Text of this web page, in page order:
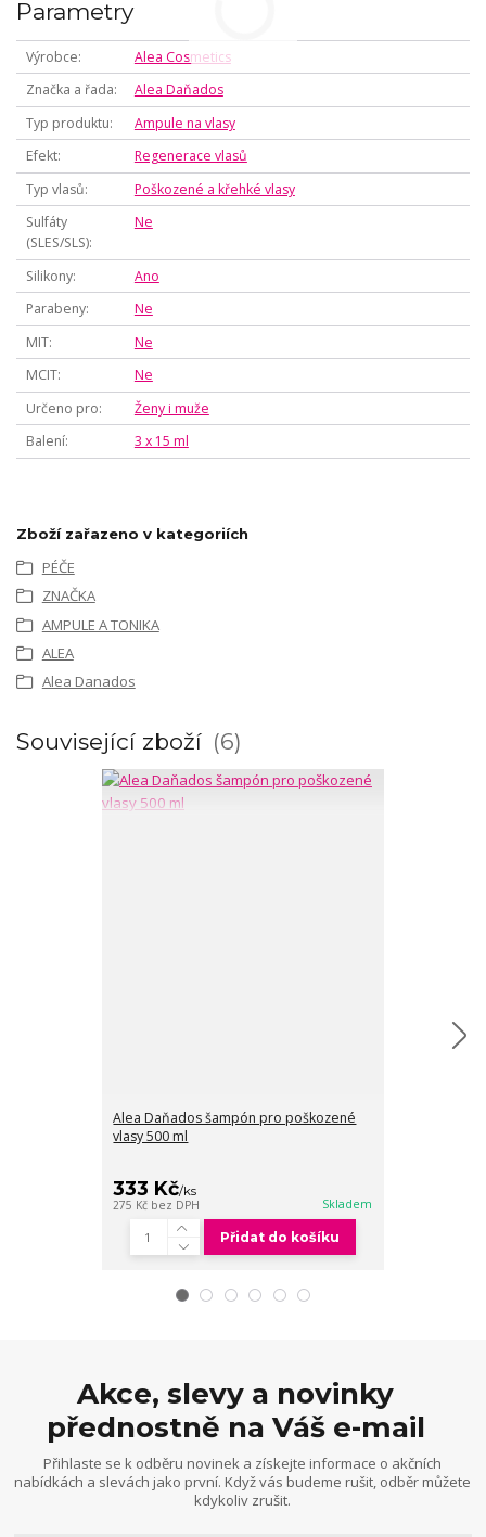
Parametry
Výrobce
Alea Cosmetics
Značka a řada
Alea Daňados
Typ produktu
Ampule na vlasy
Efekt
Regenerace vlasů
Typ vlasů
Poškozené a křehké vlasy
Sulfáty
(SLES/SLS)
Ne
Silikony
Ano
Parabeny
Ne
MIT
Ne
MCIT
Ne
Určeno pro
Ženy i muže
Balení
3 x 15 ml
Zboží zařazeno v kategoriích
PÉČE
ZNAČKA
AMPULE A TONIKA
ALEA
Alea Danados
Související zboží 6
Alea Daňados šampón pro poškozené
vlasy 500 ml
333 Kč/ks
275 Kč bez DPH Skladem
Přidat do košíku
Akce, slevy a novinky
přednostně na Váš e-mail
Přihlaste se k odběru novinek a získejte informace o akčních
nabídkách a slevách jako první. Když vás budeme rušit, odběr můžete
kdykoliv zrušit.